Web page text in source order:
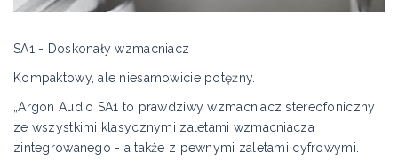
SA1 - Doskonały wzmacniacz
Kompaktowy, ale niesamowicie potężny.
„Argon Audio SA1 to prawdziwy wzmacniacz stereofoniczny
ze wszystkimi klasycznymi zaletami wzmacniacza
zintegrowanego - a także z pewnymi zaletami cyfrowymi.